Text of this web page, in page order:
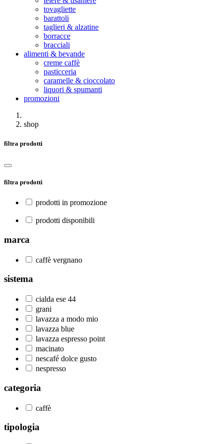
tovagliette
barattoli
taglieri & alzatine
borracce
bracciali
alimenti & bevande
creme caffè
pasticceria
caramelle & cioccolato
liquori & spumanti
promozioni
shop
filtra prodotti
filtra prodotti
prodotti in promozione
prodotti disponibili
marca
caffè vergnano
sistema
cialda ese 44
grani
lavazza a modo mio
lavazza blue
lavazza espresso point
macinato
nescafé dolce gusto
nespresso
categoria
caffè
tipologia